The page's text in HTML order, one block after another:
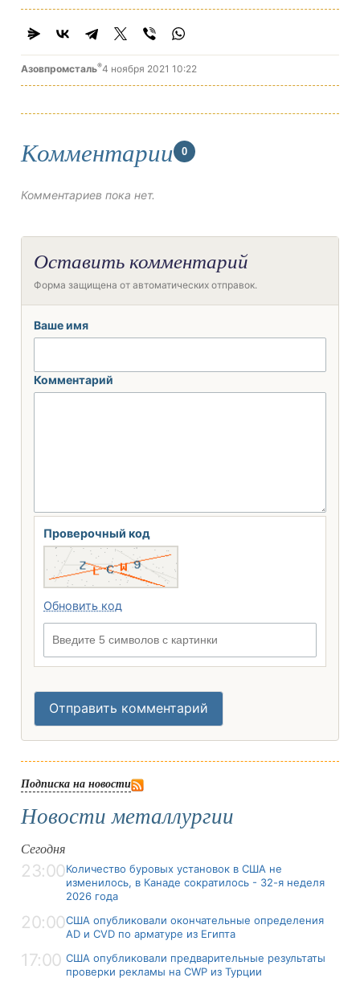
Азовпромсталь®4 ноября 2021 10:22
Комментарии 0
Комментариев пока нет.
Оставить комментарий
Форма защищена от автоматических отправок.
Ваше имя
Комментарий
Проверочный код
Обновить код
Отправить комментарий
Подписка на новости
Новости металлургии
Сегодня
23:00Количество буровых установок в США не
изменилось, в Канаде сократилось - 32-я неделя
2026 года
20:00США опубликовали окончательные определения
AD и CVD по арматуре из Египта
17:00 США опубликовали предварительные результаты
проверки рекламы на CWP из Турции